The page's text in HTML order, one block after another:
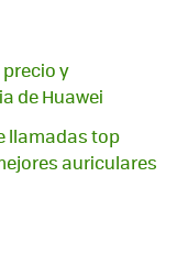
precio y
de Huawei
llamadas top
auriculares